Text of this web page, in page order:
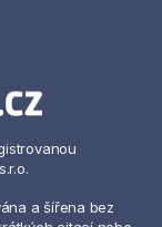
a šířena bez